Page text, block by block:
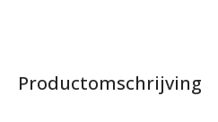
Productomschrijving